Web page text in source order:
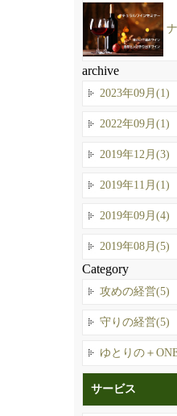
archive
2023年09月(1)
2022年09月(1)
2019年12月(3)
2019年11月(1)
2019年09月(4)
2019年08月(5)
Category
攻めの経営(5)
守りの経営(5)
ゆとりの＋
サービス